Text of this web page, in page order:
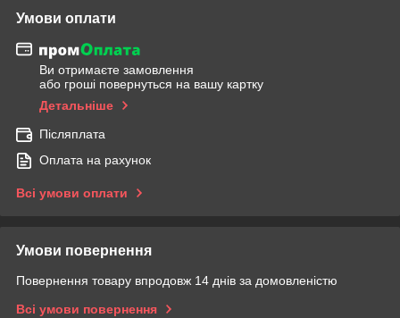
Умови оплати
Ви отримаєте замовлення
або гроші повернуться на вашу картку
Детальніше
Післяплата
Оплата на рахунок
Всі умови оплати
Умови повернення
Повернення товару впродовж 14 днів за домовленістю
Всі умови повернення